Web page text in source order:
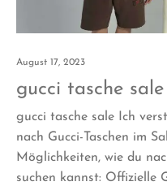
August 17, 2023
gucci tasche sale
gucci tasche sale Ich
nach Gucci-Taschen im
Möglichkeiten, wie du
suchen kannst: Offizielle